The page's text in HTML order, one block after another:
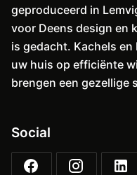
geproduceerd in
voor Deens design en
is gedacht. Kachels en
uw huis op efficiënte
brengen een gezellige
Social